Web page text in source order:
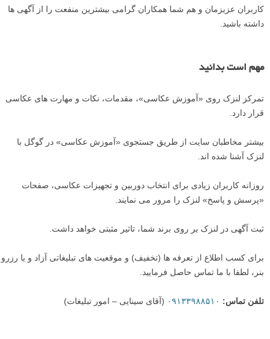
کاربران عزیزمان و هم شما همکاران گرامی بیشترین منفعت را از آگهی ها
داشته باشید.
مهم است بدانید
تمرکز لنزک روی «آموزش عکاسی»، مقدمات، نکات و مهارت های عکاسی
قرار دارد.
بیشتر مخاطبان سایت از طریق جستجوی «آموزش عکاسی» در گوگل با
لنزک آشنا شده اند.
روزانه کاربران زیادی برای انتخاب دوربین و تجهیزات عکاسی، صفحات
«پرسش و پاسخ» لنزک را مرور می نمایند.
ثبت آگهی در لنزک بر روی برند شما، تاثیر مثبتی خواهد داشت.
برای کسب اطلاع از تعرفه ها (تخفیف) و موقعیت های تبلیغاتی آزاد و یا رزرو
بنر، لطفا با ما تماس حاصل فرمایید.
تلفن تماس: ۰۹۱۳۳۹۸۸۵۱۰ (آقای سینایی – امور تبلیغات)